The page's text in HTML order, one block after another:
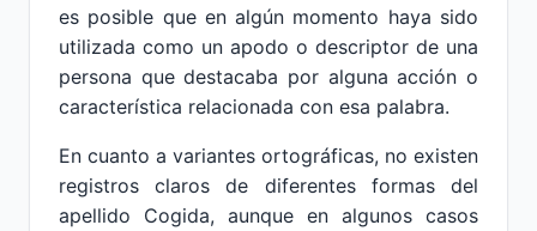
es posible que en algún momento haya sido
utilizada como un apodo o descriptor de una
persona que destacaba por alguna acción o
característica relacionada con esa palabra.
En cuanto a variantes ortográficas, no existen
registros claros de diferentes formas del
apellido Cogida, aunque en algunos casos